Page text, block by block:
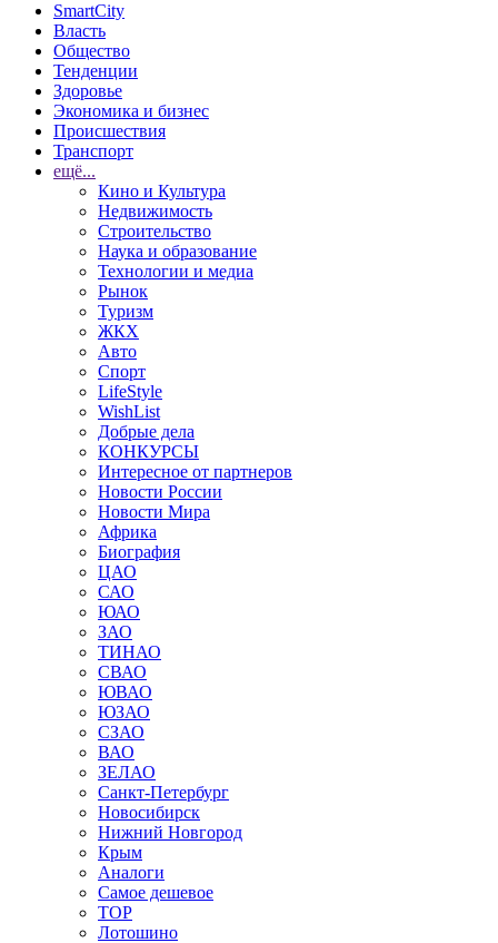
SmartCity
Власть
Общество
Тенденции
Здоровье
Экономика и бизнес
Происшествия
Транспорт
ещё...
Кино и Культура
Недвижимость
Строительство
Наука и образование
Технологии и медиа
Рынок
Туризм
ЖКХ
Авто
Спорт
LifeStyle
WishList
Добрые дела
КОНКУРСЫ
Интересное от партнеров
Новости России
Новости Мира
Африка
Биография
ЦАО
САО
ЮАО
ЗАО
ТИНАО
СВАО
ЮВАО
ЮЗАО
СЗАО
ВАО
ЗЕЛАО
Санкт-Петербург
Новосибирск
Нижний Новгород
Крым
Аналоги
Самое дешевое
TOP
Лотошино